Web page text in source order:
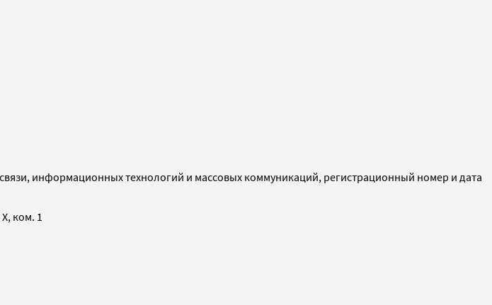
информационных технологий и массовых коммуникаций, регистрационный номер и дата
ком. 1